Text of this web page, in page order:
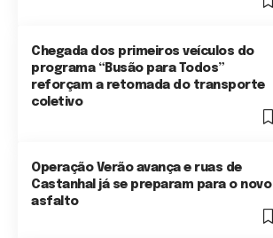
Chegada dos primeiros veículos do
programa “Busão para Todos”
reforçam a retomada do transporte
coletivo
Operação Verão avança e ruas de
Castanhal já se preparam para o novo
asfalto